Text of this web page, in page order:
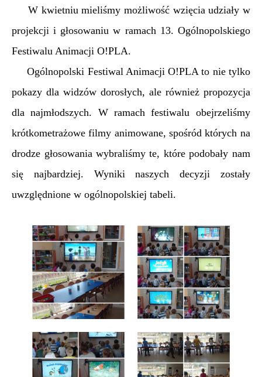
W kwietniu mieliśmy możliwość wzięcia udziały w
projekcji i głosowaniu w ramach 13. Ogólnopolskiego
Festiwalu Animacji O!PLA.
Ogólnopolski Festiwal Animacji O!PLA to nie tylko
pokazy dla widzów dorosłych, ale również propozycja
dla najmłodszych. W ramach festiwalu obejrzeliśmy
krótkometrażowe filmy animowane, spośród których na
drodze głosowania wybraliśmy te, które podobały nam
się najbardziej. Wyniki naszych decyzji zostały
uwzględnione w ogólnopolskiej tabeli.